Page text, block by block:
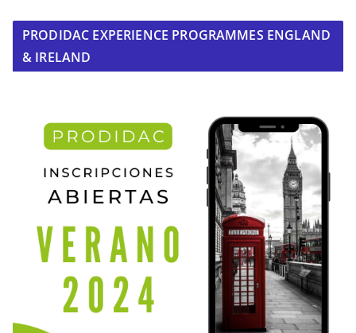
PRODIDAC EXPERIENCE PROGRAMMES ENGLAND
& IRELAND